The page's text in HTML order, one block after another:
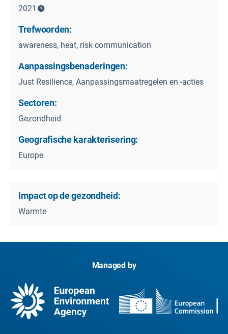
2021
Trefwoorden:
awareness, heat, risk communication
Aanpassingsbenaderingen:
Just Resilience, Aanpassingsmaatregelen en -acties
Sectoren:
Gezondheid
Geografische karakterisering:
Europe
Impact op de gezondheid:
Warmte
Managed by